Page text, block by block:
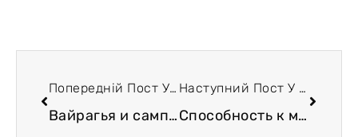
Попередній Пост У Блозі
Вайрагья и сампраджня. Логика построения последних нескольких сутр. Сутры 1.12 — 1.18.
Наступний Пост У Блозі
Способность к медитации и состояние ученичества